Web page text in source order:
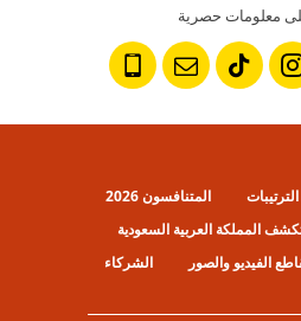
معلومات حصرية
الترتيبات
المتنافسون 2026
المملكة العربية السعودية
الفيديو والصور الشركاء